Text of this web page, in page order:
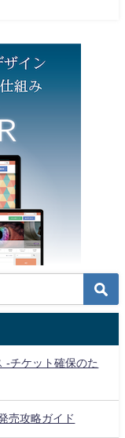
-チケット確保のた
売攻略ガイド